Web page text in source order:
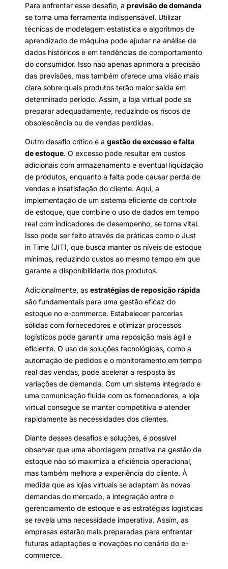
Para enfrentar esse desafio, a previsão de demanda
se torna uma ferramenta indispensável. Utilizar
técnicas de modelagem estatística e algoritmos de
aprendizado de máquina pode ajudar na análise de
dados históricos e em tendências de comportamento
do consumidor. Isso não apenas aprimora a precisão
das previsões, mas também oferece uma visão mais
clara sobre quais produtos terão maior saída em
determinado período. Assim, a loja virtual pode se
preparar adequadamente, reduzindo os riscos de
obsolescência ou de vendas perdidas.
Outro desafio crítico é a gestão de excesso e falta
de estoque. O excesso pode resultar em custos
adicionais com armazenamento e eventual liquidação
de produtos, enquanto a falta pode causar perda de
vendas e insatisfação do cliente. Aqui, a
implementação de um sistema eficiente de controle
de estoque, que combine o uso de dados em tempo
real com indicadores de desempenho, se torna vital.
Isso pode ser feito através de práticas como o Just
in Time (JIT), que busca manter os níveis de estoque
mínimos, reduzindo custos ao mesmo tempo em que
garante a disponibilidade dos produtos.
Adicionalmente, as estratégias de reposição rápida
são fundamentais para uma gestão eficaz do
estoque no e-commerce. Estabelecer parcerias
sólidas com fornecedores e otimizar processos
logísticos pode garantir uma reposição mais ágil e
eficiente. O uso de soluções tecnológicas, como a
automação de pedidos e o monitoramento em tempo
real das vendas, pode acelerar a resposta às
variações de demanda. Com um sistema integrado e
uma comunicação fluida com os fornecedores, a loja
virtual consegue se manter competitiva e atender
rapidamente às necessidades dos clientes.
Diante desses desafios e soluções, é possível
observar que uma abordagem proativa na gestão de
estoque não só maximiza a eficiência operacional,
mas também melhora a experiência do cliente. À
medida que as lojas virtuais se adaptam às novas
demandas do mercado, a integração entre o
gerenciamento de estoque e as estratégias logísticas
se revela uma necessidade imperativa. Assim, as
empresas estarão mais preparadas para enfrentar
futuras adaptações e inovações no cenário do e-
commerce.